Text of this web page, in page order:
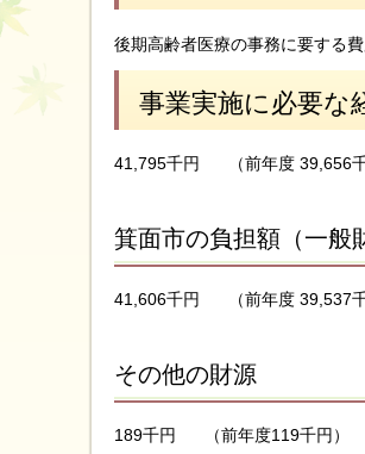
後期高齢者医療の事務に要する
事業実施に必要な
41,795千円 （前年度 39,656
箕面市の負担額（一般
41,606千円 （前年度 39,537
その他の財源
189千円 （前年度119千円）